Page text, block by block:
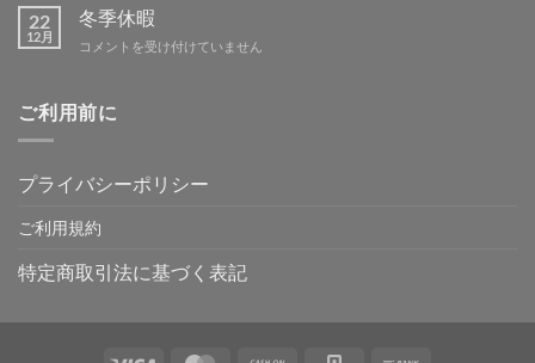
グ
吉
暇
案
内
22
12月
冬季休暇
冬
暇
は
コメントを受け付けていません
ご利用前に
プライバシーポリシー
ご利用規約
特定商取引法に基づく表記